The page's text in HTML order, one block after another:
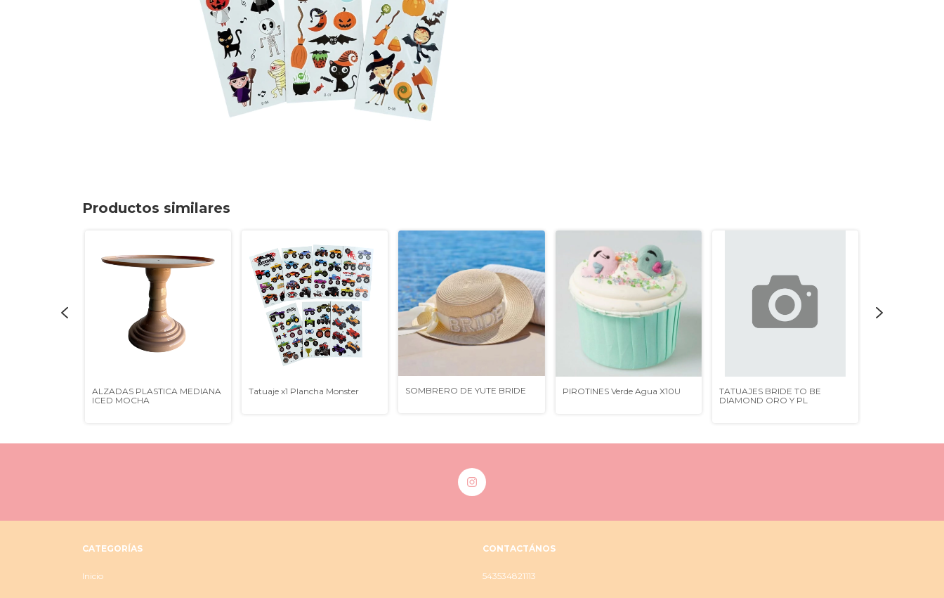
Productos similares
ALZADAS PLASTICA MEDIANA
ICED MOCHA
Tatuaje x1 Plancha Monster SOMBRERO DE YUTE BRIDE PIROTINES Verde Agua X10U
TATUAJES BRIDE TO BE
DIAMOND ORO Y PL
CATEGORÍAS
Inicio
CONTACTÁNOS
543534821113